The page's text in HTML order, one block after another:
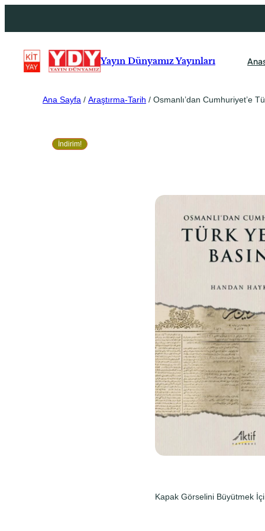
Yayın Dünyamız Yayınları
Ana Sayfa / Araştırma-Tarih / Osmanlı’dan Cumhuriyet’e
İndirim!
Kapak Görselini Büyütmek